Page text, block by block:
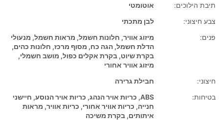
תיבת הילוכים:
אוטומטי
צבע חיצוני:
לבן מתכתי
פנים:
מיזוג אוויר, חלונות חשמל, מראות חשמל, מנעולי
הדלת חשמל, הגה כח, מסוף מרכז, חלונות כהים,
בקרת שיוט, בקרת אקלים כפול, מושב חשמלי,
מיזוג אוויר אחורי
חיצוני:
חבילת גרירה
בטיחות:
ABS, כריות אויר הנהג, כריות אויר הנוסע, חיישני
חנייה, כריות אוויר אחורי, כריות אוויר, מראות
איתותים, בקרת משיכה